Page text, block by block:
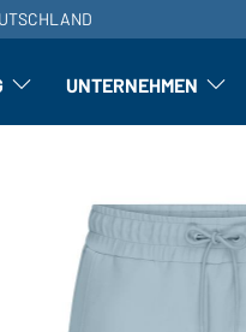
Veredelung: Untermenü öffnen
UNTERNEHMEN